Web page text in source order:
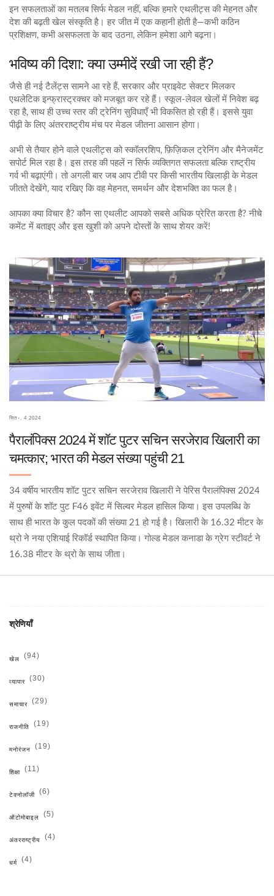
इन सफलताओं का मतलब सिर्फ मेडल नहीं, बल्कि हमारे एथलीट्स की मेहनत और
देश की बढ़ती खेल संस्कृति है। हर जीत में एक कहानी होती है—कभी कठिन
प्रशिक्षण, कभी असफलता के बाद उठना, लेकिन हमेशा आगे बढ़ना।
भविष्य की दिशा: क्या उम्मीदें रखी जा रही हैं?
जैसे ही नई टैलेंट्स सामने आ रहे हैं, सरकार और प्राइवेट सेक्टर मिलकर
एथलेटिक इन्फ्रास्ट्रक्चर को मजबूत कर रहे हैं। स्कूल‑लेवल खेलों में निवेश बढ़
रहा है, साथ ही उच्च स्तर की ट्रेनिंग सुविधाएँ भी विकसित हो रही हैं। इससे युवा
पीढ़ी के लिए अंतरराष्ट्रीय मंच पर मेडल जीतना आसान होगा।
अभी से तैयार होने वाले एथलीट्स को स्कॉलरशिप, फ़िज़िकल ट्रेनिंग और मैनेजमेंट
सपोर्ट मिल रहा है। इस तरह की पहलें न सिर्फ व्यक्तिगत सफलता बल्कि राष्ट्रीय
गर्व भी बढ़ाएंगी। तो अगली बार जब आप टीवी पर किसी भारतीय खिलाड़ी के मेडल
जीतते देखेंगे, याद रखिए कि वह मेहनत, समर्थन और देशभक्ति का फल है।
आपका क्या विचार है? कौन सा एथलीट आपको सबसे अधिक प्रेरित करता है? नीचे
कमेंट में बताइए और इस खुशी को अपने दोस्तों के साथ शेयर करें!
सित॰, 4 2024
पैरालंपिक्स 2024 में शॉट पुटर सचिन सरजेराव खिलारी का
चमत्कार; भारत की मेडल संख्या पहुंची 21
34 वर्षीय भारतीय शॉट पुटर सचिन सरजेराव खिलारी ने पेरिस पैरालंपिक्स 2024
में पुरुषों के शॉट पुट F46 इवेंट में सिल्वर मेडल हासिल किया। इस उपलब्धि के
साथ ही भारत के कुल पदकों की संख्या 21 हो गई है। खिलारी के 16.32 मीटर के
थ्रो ने नया एशियाई रिकॉर्ड स्थापित किया। गोल्ड मेडल कनाडा के ग्रेग स्टीवर्ट ने
16.38 मीटर के थ्रो के साथ जीता।
श्रेणियाँ
खेल (94)
व्यापार (30)
समाचार (29)
राजनीति (19)
मनोरंजन (19)
शिक्षा (11)
टेक्नोलॉजी (6)
ऑटोमोबाइल (5)
अंतरराष्ट्रीय (4)
धर्म (4)